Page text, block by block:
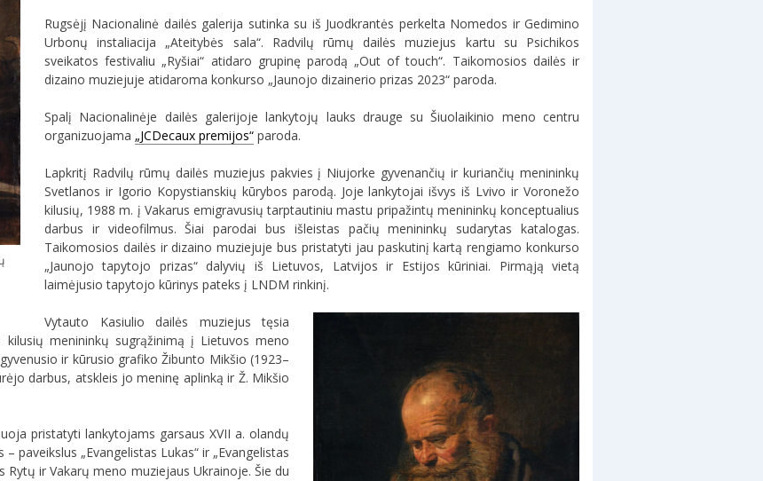
Rugsėjį Nacionalinė dailės galerija sutinka su iš Juodkrantės perkelta Nomedos ir Gedimino
Urbonų instaliacija „Ateitybės sala“. Radvilų rūmų dailės muziejus kartu su Psichikos
sveikatos festivaliu „Ryšiai“ atidaro grupinę parodą „Out of touch“. Taikomosios dailės ir
dizaino muziejuje atidaroma konkurso „Jaunojo dizainerio prizas 2023“ paroda.
Spalį Nacionalinėje dailės galerijoje lankytojų lauks drauge su Šiuolaikinio meno centru
organizuojama „JCDecaux premijos“ paroda.
Lapkritį Radvilų rūmų dailės muziejus pakvies į Niujorke gyvenančių ir kuriančių menininkų
Svetlanos ir Igorio Kopystianskių kūrybos parodą. Joje lankytojai išvys iš Lvivo ir Voronežo
kilusių, 1988 m. į Vakarus emigravusių tarptautiniu mastu pripažintų menininkų konceptualius
darbus ir videofilmus. Šiai parodai bus išleistas pačių menininkų sudarytas katalogas.
Taikomosios dailės ir dizaino muziejuje bus pristatyti jau paskutinį kartą rengiamo konkurso
„Jaunojo tapytojo prizas“ dalyvių iš Lietuvos, Latvijos ir Estijos kūriniai. Pirmąją vietą
laimėjusio tapytojo kūrinys pateks į LNDM rinkinį.
Vytauto Kasiulio dailės muziejus tęsia
menininkų sugrąžinimą į Lietuvos meno
ir kūrusio grafiko Žibunto Mikšio (1923–
darbus, atskleis jo meninę aplinką ir Ž. Mikšio
pristatyti lankytojams garsaus XVII a. olandų
paveikslus „Evangelistas Lukas“ ir „Evangelistas
Rytų ir Vakarų meno muziejaus Ukrainoje. Šie du